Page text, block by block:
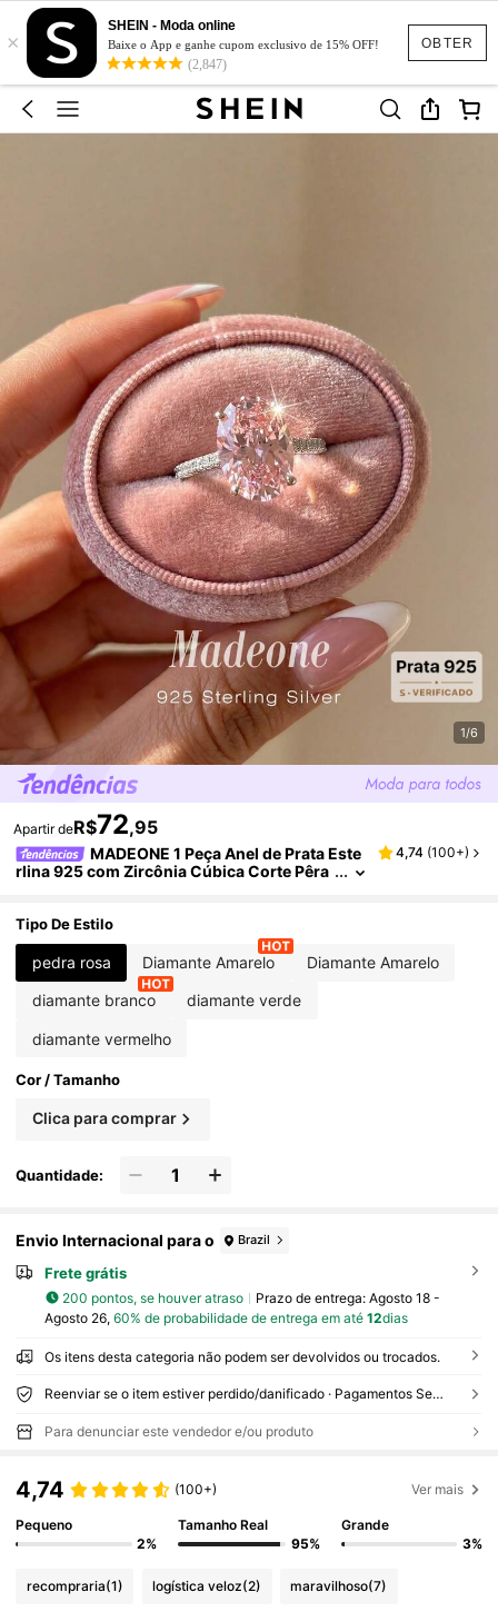
OBTER
×
SHEIN - Moda online
Baixe o App e ganhe cupom exclusivo de 15% OFF!
(2,847)
1/6
Apartir deR$72,95
MADEONE 1 Peça Anel de Prata Este
rlina 925 com Zircônia Cúbica Corte Pêra
uintada, Decoração Diária
4,74 (100+)
Tipo De Estilo
pedra rosa Diamante Amarelo Diamante Amarelo
diamante branco diamante verde
diamante vermelho
Cor / Tamanho
Clica para comprar
Quantidade:
Envio Internacional para o Brazil
Frete grátis
200 pontos, se houver atraso Prazo de entrega: Agosto 18 -
Agosto 26, 60% de probabilidade de entrega em até 12dias
Os itens desta categoria não podem ser devolvidos ou trocados.
Reenviar se o item estiver perdido/danificado · Pagamentos Seguros · Proteção de privacidade
Para denunciar este vendedor e/ou produto
4,74 (100+) Ver mais
Pequeno
2%
Tamanho Real
95%
Grande
3%
recompraria(1) logística veloz(2) maravilhoso(7)